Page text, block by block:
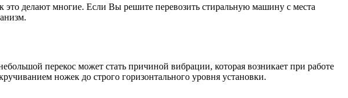
делают многие. Если Вы решите перевозить стиральную машину с места
перекос может стать причиной вибрации, которая возникает при работе
ножек до строго горизонтального уровня установки.